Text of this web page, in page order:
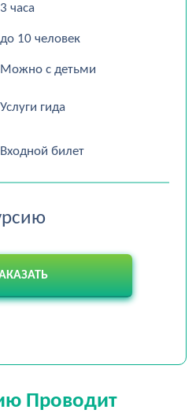
3 часа
до 10 человек
Можно с детьми
Услуги гида
Входной билет
Проводит